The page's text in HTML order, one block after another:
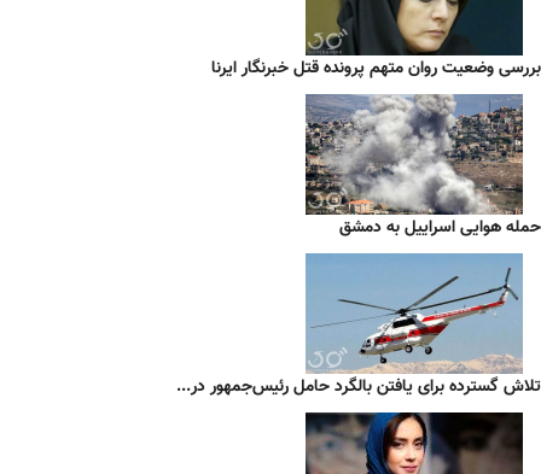
بررسی وضعیت روان متهم پرونده قتل خبرنگار ایرنا
حمله هوایی اسراییل به دمشق
تلاش گسترده برای یافتن بالگرد حامل رئیس‌جمهور در...